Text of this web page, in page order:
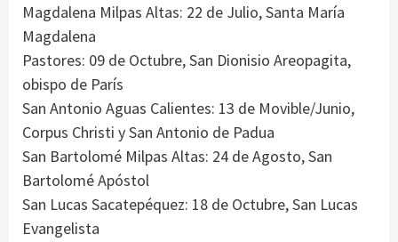
Magdalena Milpas Altas: 22 de Julio, Santa María
Magdalena
Pastores: 09 de Octubre, San Dionisio Areopagita,
obispo de París
San Antonio Aguas Calientes: 13 de Movible/Junio,
Corpus Christi y San Antonio de Padua
San Bartolomé Milpas Altas: 24 de Agosto, San
Bartolomé Apóstol
San Lucas Sacatepéquez: 18 de Octubre, San Lucas
Evangelista